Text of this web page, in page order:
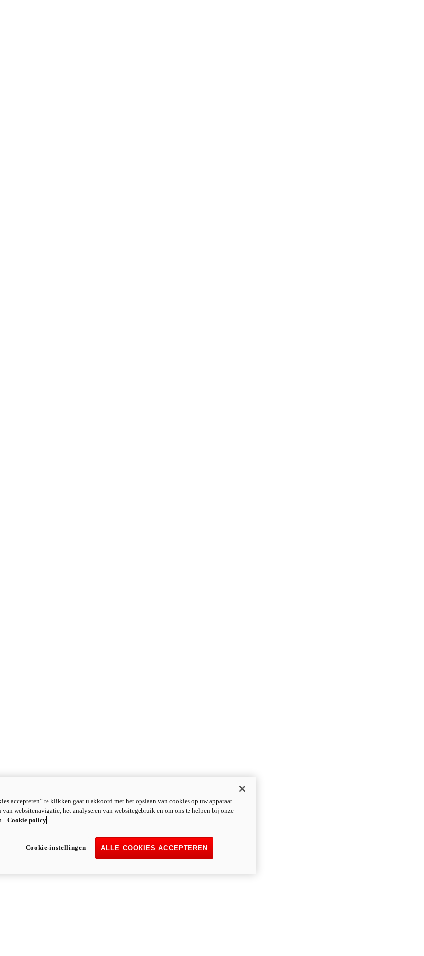
accepteren” te klikken gaat u akkoord met het opslaan van cookies op uw apparaat
van websitenavigatie, het analyseren van websitegebruik en om ons te helpen bij onze
Cookie policy
ALLE COOKIES ACCEPTEREN
Cookie-instellingen